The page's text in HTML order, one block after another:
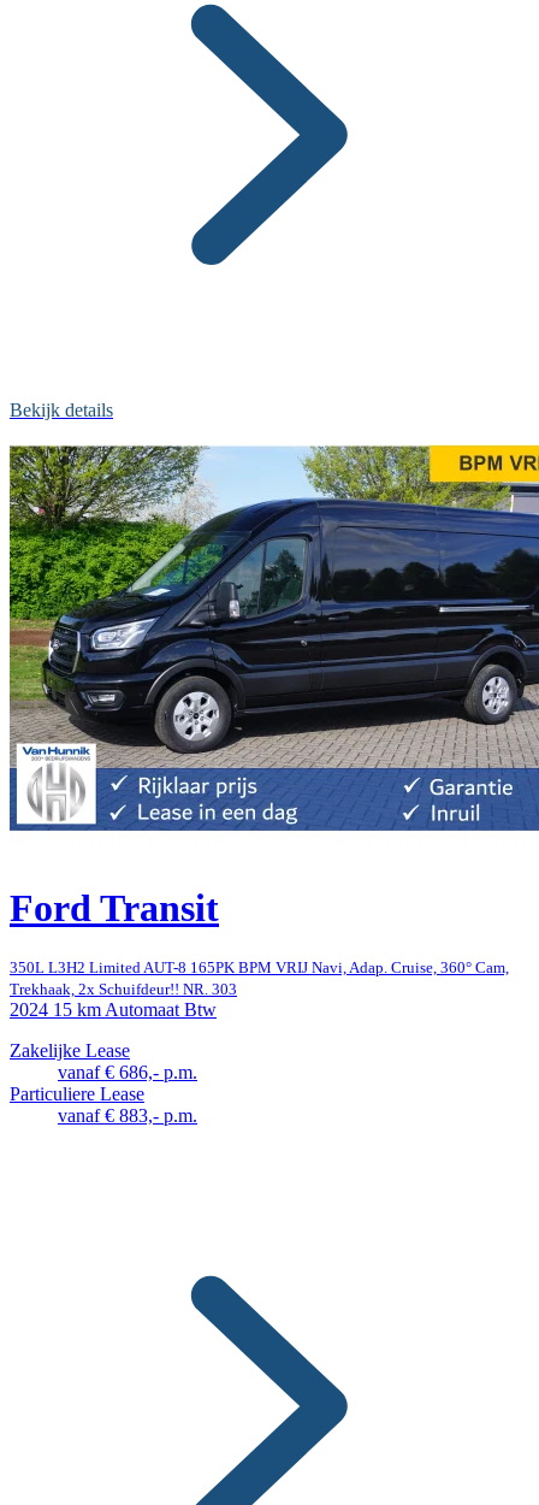
Bekijk details
Ford Transit
350L L3H2 Limited AUT-8 165PK BPM VRIJ Navi, Adap. Cruise, 360° Cam,
Trekhaak, 2x Schuifdeur!! NR. 303
2024 15 km Automaat Btw
Zakelijke Lease
vanaf € 686,- p.m.
Particuliere Lease
vanaf € 883,- p.m.